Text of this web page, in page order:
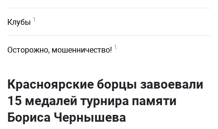
Клубы 1
Осторожно, мошенничество! 1
Красноярские борцы завоевали
15 медалей турнира памяти
Бориса Чернышева